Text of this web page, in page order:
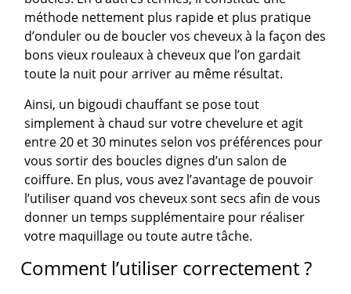
méthode nettement plus rapide et plus pratique
d’onduler ou de boucler vos cheveux à la façon des
bons vieux rouleaux à cheveux que l’on gardait
toute la nuit pour arriver au même résultat.
Ainsi, un bigoudi chauffant se pose tout
simplement à chaud sur votre chevelure et agit
entre 20 et 30 minutes selon vos préférences pour
vous sortir des boucles dignes d’un salon de
coiffure. En plus, vous avez l’avantage de pouvoir
l’utiliser quand vos cheveux sont secs afin de vous
donner un temps supplémentaire pour réaliser
votre maquillage ou toute autre tâche.
Comment l’utiliser correctement ?